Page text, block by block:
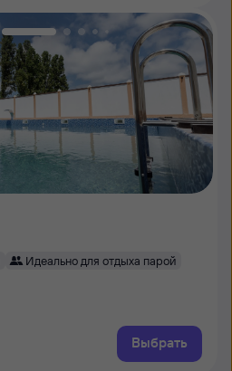
Идеально для отдыха парой
Выбрать